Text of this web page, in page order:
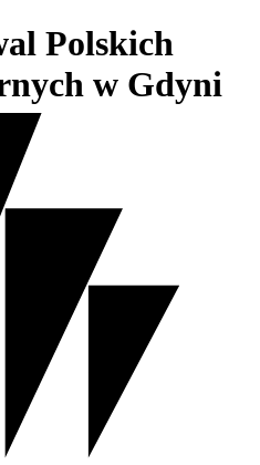
Polskich
w Gdyni